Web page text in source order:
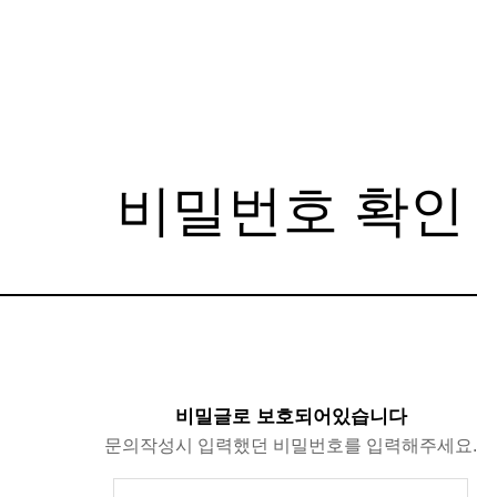
비밀번호 확인
비밀글로 보호되어있습니다
문의작성시 입력했던 비밀번호를 입력해주세요.